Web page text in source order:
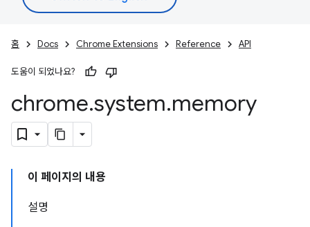
홈 Docs Chrome Extensions Reference API
도움이 되었나요?
chrome.system.memory
이 페이지의 내용
설명